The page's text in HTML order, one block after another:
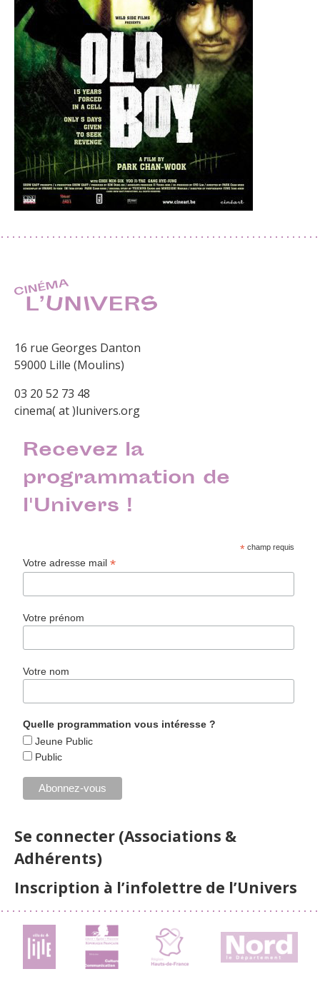
16 rue Georges Danton
59000 Lille (Moulins)
03 20 52 73 48
cinema( at )lunivers.org
Recevez la
programmation de
l'Univers !
* champ requis
Votre adresse mail*
Votre prénom
Votre nom
Quelle programmation vous intéresse ?
Jeune Public
Public
Se connecter (Associations &
Adhérents)
Inscription à l’infolettre de l’Univers